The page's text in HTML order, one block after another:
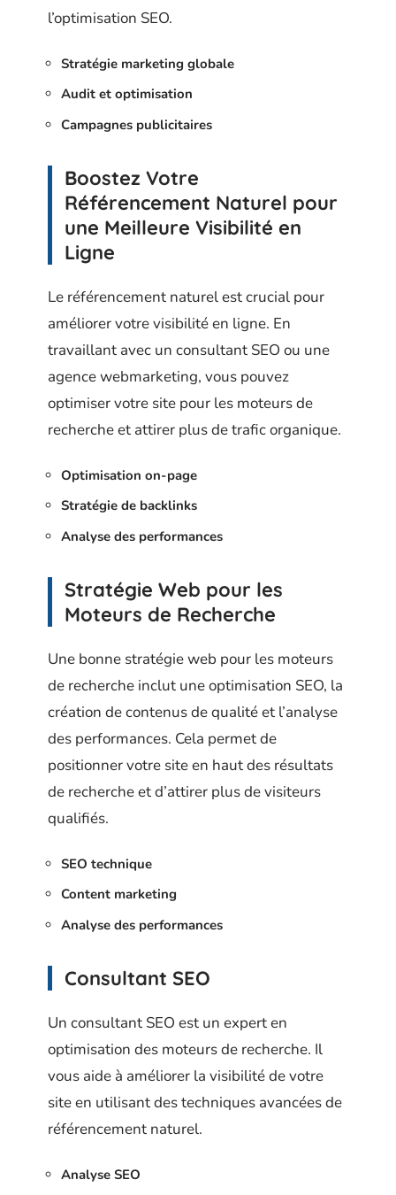
l’optimisation SEO.
Stratégie marketing globale
Audit et optimisation
Campagnes publicitaires
Boostez Votre
Référencement Naturel pour
une Meilleure Visibilité en
Ligne
Le référencement naturel est crucial pour
améliorer votre visibilité en ligne. En
travaillant avec un consultant SEO ou une
agence webmarketing, vous pouvez
optimiser votre site pour les moteurs de
recherche et attirer plus de trafic organique.
Optimisation on-page
Stratégie de backlinks
Analyse des performances
Stratégie Web pour les
Moteurs de Recherche
Une bonne stratégie web pour les moteurs
de recherche inclut une optimisation SEO, la
création de contenus de qualité et l’analyse
des performances. Cela permet de
positionner votre site en haut des résultats
de recherche et d’attirer plus de visiteurs
qualifiés.
SEO technique
Content marketing
Analyse des performances
Consultant SEO
Un consultant SEO est un expert en
optimisation des moteurs de recherche. Il
vous aide à améliorer la visibilité de votre
site en utilisant des techniques avancées de
référencement naturel.
Analyse SEO